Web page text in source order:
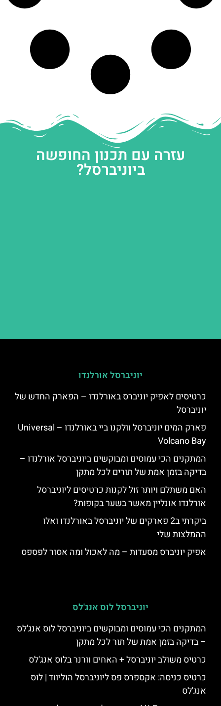
עזרה עם תכנון החופשה
ביוניברסל?
יוניברסל אורלנדו
כרטיסים לאפיק יוניברס באורלנדו – הפארק החדש של
יוניברסל
פארק המים יוניברסל וולקנו ביי באורלנדו – Universal
Volcano Bay
המתקנים הכי עמוסים ומבוקשים ביוניברסל אורלנדו –
בדיקה בזמן אמת של תורים לכל מתקן
האם משתלם ויותר זול לקנות כרטיסים ליוניברסל
אורלנדו אונליין מאשר בשער בקופות?
ביקרתי ב2 פארקים של יוניברסל באורלנדו ואלו
ההמלצות שלי
אפיק יוניברס מסעדות – מה לאכול ומה אסור לפספס
יוניברסל לוס אנג'לס
המתקנים הכי עמוסים ומבוקשים ביוניברסל לוס אנג'לס
– בדיקה בזמן אמת של תור לכל מתקן
כרטיס משולב יוניברסל + האחים וורנר בלוס אנג'לס
כרטיס כניסה: אקספרס פס ליוניברסל הוליווד | לוס
אנג'לס